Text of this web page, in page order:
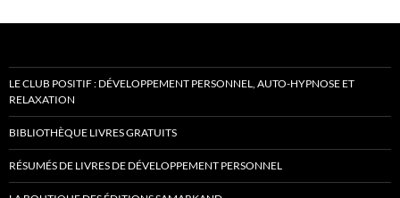
LE CLUB POSITIF : DÉVELOPPEMENT PERSONNEL, AUTO-HYPNOSE ET
RELAXATION
BIBLIOTHÈQUE LIVRES GRATUITS
RÉSUMÉS DE LIVRES DE DÉVELOPPEMENT PERSONNEL